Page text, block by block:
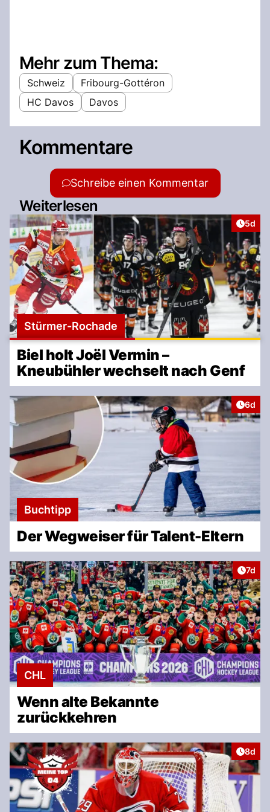
Mehr zum Thema:
Schweiz
Fribourg-Gottéron
HC Davos
Davos
Kommentare
Schreibe einen Kommentar
Weiterlesen
5d
Stürmer-Rochade
Biel holt Joël Vermin –
Kneubühler wechselt nach Genf
6d
Buchtipp
Der Wegweiser für Talent-Eltern
7d
CHL
Wenn alte Bekannte
zurückkehren
8d